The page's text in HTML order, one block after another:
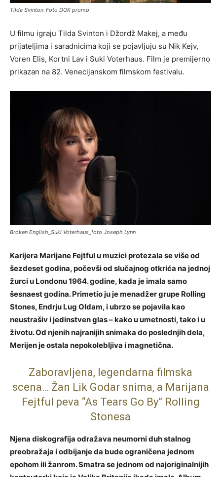
Tilda Svinton_Foto DOK promo
U filmu igraju Tilda Svinton i Džordž Makej, a među
prijateljima i saradnicima koji se pojavljuju su Nik Kejv,
Voren Elis, Kortni Lav i Suki Voterhaus. Film je premijerno
prikazan na 82. Venecijanskom filmskom festivalu.
Broken English_Suki Voterhaus_foto Joseph Lynn
Karijera Marijane Fejtful u muzici protezala se više od
šezdeset godina, počevši od slučajnog otkrića na jednoj
žurci u Londonu 1964. godine, kada je imala samo
šesnaest godina. Primetio ju je menadžer grupe Rolling
Stones, Endrju Lug Oldam, i ubrzo se pojavila kao
neustrašiv i jedinstven glas – kako u umetnosti, tako i u
životu. Od njenih najranijih snimaka do poslednjih dela,
Merijen je ostala nepokolebljiva i magnetična.
Zaboravljena, legendarna filmska
scena… Žan Lik Godar snima, a Marijana
Fejtful peva “As Tears Go By” Rolling
Stonesa
Njena diskografija odražava neumorni duh stalnog
preobražaja i odbijanje da bude ograničena jednom
epohom ili žanrom. Smatra se jednom od najoriginalnijih